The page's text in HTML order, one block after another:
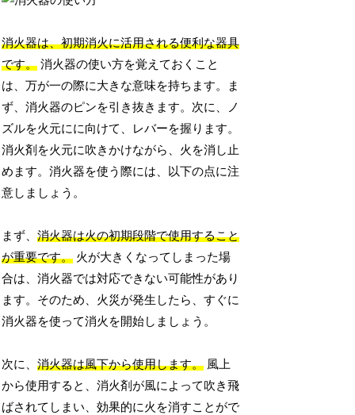
消火器は、初期消火に活用される便利な器具
です。 消火器の使い方を覚えておくこと
は、万が一の際に大きな意味を持ちます。ま
ず、消火器のピンを引き抜きます。次に、ノ
ズルを火元にに向けて、レバーを握ります。
消火剤を火元に吹きかけながら、火を消し止
めます。消火器を使う際には、以下の点に注
意しましょう。
まず、消火器は火の初期段階で使用すること
が重要です。 火が大きくなってしまった場
合は、消火器では対応できない可能性があり
ます。そのため、火災が発生したら、すぐに
消火器を使って消火を開始しましょう。
次に、消火器は風下から使用します。 風上
から使用すると、消火剤が風によって吹き飛
ばされてしまい、効果的に火を消すことがで